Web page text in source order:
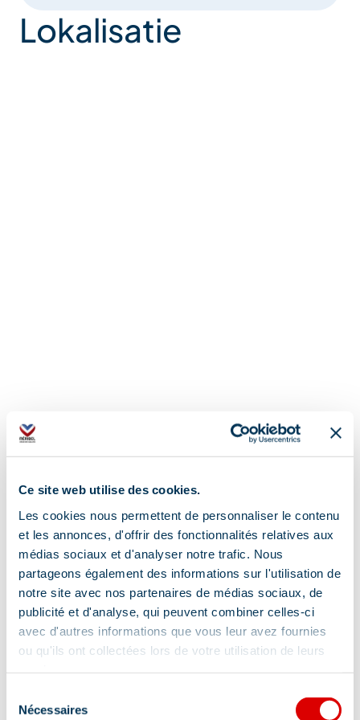
Ce site web utilise des cookies.
Les cookies nous permettent de personnaliser le contenu
et les annonces, d'offrir des fonctionnalités relatives aux
médias sociaux et d'analyser notre trafic. Nous
partageons également des informations sur l'utilisation de
notre site avec nos partenaires de médias sociaux, de
publicité et d'analyse, qui peuvent combiner celles-ci
avec d'autres informations que vous leur avez fournies
ou qu'ils ont collectées lors de votre utilisation de leurs
Nécessaires
– Stimulatie van de bloedsomloop (oxygenatie van
Lokalisatie
Adres
Méribel - Centre, 73550 Méribel
Informatie bijgewerkt op